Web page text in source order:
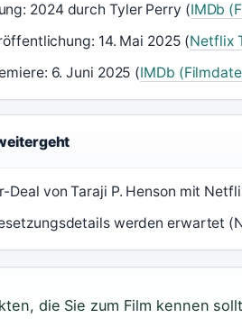
2024 durch Tyler Perry (IMDb
14. Mai 2025 (Netflix
6. Juni 2025 (IMDb
Deal von Taraji P. Henson mit
werden erwartet
die Sie zum Film kennen